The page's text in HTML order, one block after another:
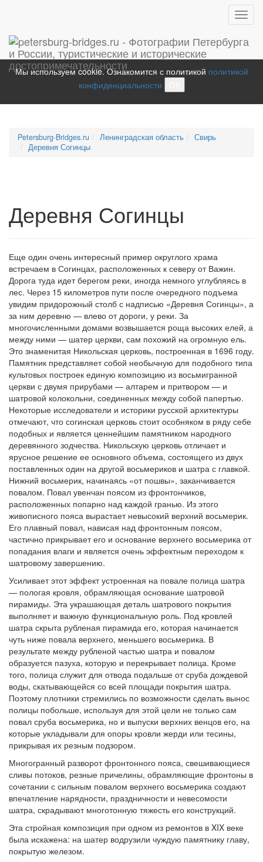
Мы используем cookie. Ознакомится с политикой политикой
конфиденциальности
Petersburg-Bridges.ru Ленинградская область
Свирь
Деревня Согинцы
Деревня Согинцы
Еще один очень интересный пример округлого храма
встречаем в Согинцах, расположенных к северу от Важин.
Дорога туда идет берегом реки, иногда немного углубляясь в
лес. Через 15 километров пути после очередного подъема
увидим придорожный столб с надписью «Деревня Согинцы», а
за ним деревню — влево от дороги, у реки. За
многочисленными домами возвышается роща высоких елей, а
между ними — шатер церкви, сам похожий на огромную ель.
Это знаменитая Никольская церковь, построенная в 1696 году.
Памятник представляет собой необычную для подобного типа
культовых построек единую композицию из восьмигранной
церкви с двумя прирубами — алтарем и притвором — и
шатровой колокольни, соединенных между собой папертью.
Некоторые исследователи и историки русской архитектуры
отмечают, что согинская церковь стоит особняком в ряду себе
подобных и является ценнейшим памятником народного
деревянного зодчества. Никольскую церковь отличает и
ярусное решение ее основного объема, состоящего из двух
поставленных один на другой восьмериков и шатра с главкой.
Нижний восьмерик, начинаясь «от пошвы», заканчивается
повалом. Повал увенчан поясом из фронтончиков,
расположенных попарно над каждой гранью. Из этого
живописного пояса вырастает невысокий верхний восьмерик.
Его плавный повал, нависая над фронтонным поясом,
частично прикрывает его и основание верхнего восьмерика от
попадания влаги и является очень эффектным переходом к
шатровому завершению.
Усиливает этот эффект устроенная на повале полица шатра
— пологая кровля, обрамляющая основание шатровой
пирамиды. Эта украшающая деталь шатрового покрытия
выполняет и важную функциональную роль. Под кровлей
шатра скрыта рубленая пирамида его, которая начинается
чуть ниже повала верхнего, меньшего восьмерика. В
результате между рубленой частью шатра и повалом
образуется пазуха, которую и перекрывает полица. Кроме
того, полица служит для отвода подальше от сруба дождевой
воды, скатывающейся со всей площади покрытия шатра.
Поэтому плотники стремились по возможности сделать вынос
полицы побольше, используя для этой цели не только сам
повал сруба восьмерика, но и выпуски верхних венцов его, на
которые укладывали для опоры кровли жерди или тесины,
прикрывая их резным подзором.
Многогранный разворот фронтонного пояса, свешивающиеся
сливы потоков, резные причелины, обрамляющие фронтоны в
сочетании с сильным повалом верхнего восьмерика создают
впечатление нарядности, праздничности и невесомости
шатра, скрадывают многотонную тяжесть его конструкций.
Эта стройная композиция при одном из ремонтов в XIX веке
была искажена: на шатер водрузили чуждую памятнику главу,
покрытую железом.